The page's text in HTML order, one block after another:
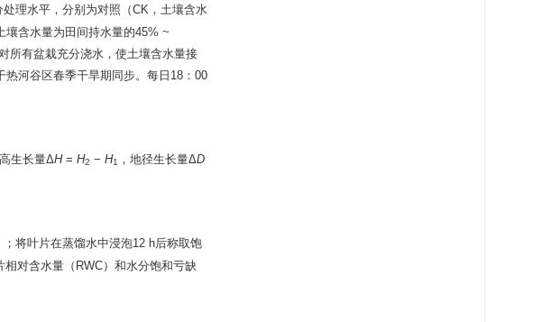
理水平，分别为对照（CK，土壤含水
含水量为田间持水量的45% ~
所有盆栽充分浇水，使土壤含水量接
河谷区春季干旱期同步。每日18：00
高生长量ΔH= H2 − H1 ，地径生长量ΔD
；将叶片在蒸馏水中浸泡12 h后称取饱
相对含水量（RWC）和水分饱和亏缺